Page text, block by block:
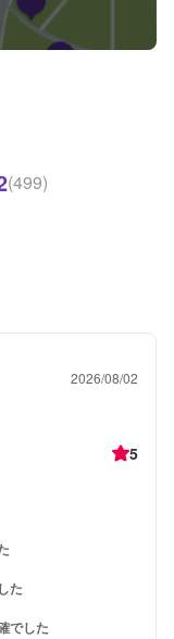
(499)
2026/08/02
5
た
でした